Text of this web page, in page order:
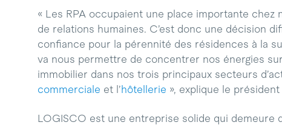
« Les RPA occupaient une place importante chez
de relations humaines. C’est donc une décision
confiance pour la pérennité des résidences à la
va nous permettre de concentrer nos énergies
immobilier dans nos trois principaux secteurs
commerciale et l’hôtellerie », explique le
LOGISCO est une entreprise solide qui demeure